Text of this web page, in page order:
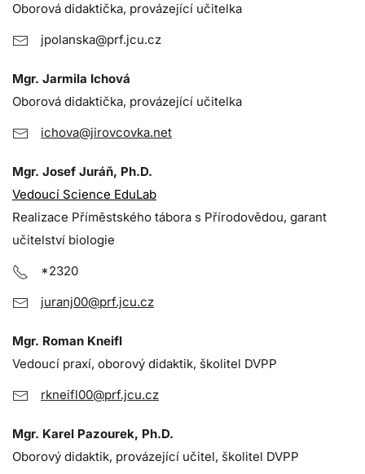
Oborová didaktička, provázející učitelka
jpolanska@prf.jcu.cz
Mgr. Jarmila Ichová
Oborová didaktička, provázející učitelka
ichova@jirovcovka.net
Mgr. Josef Juráň, Ph.D.
Vedoucí Science EduLab
Realizace Příměstského tábora s Přírodovědou, garant
učitelství biologie
*2320
juranj00@prf.jcu.cz
Mgr. Roman Kneifl
Vedoucí praxí, oborový didaktik, školitel DVPP
rkneifl00@prf.jcu.cz
Mgr. Karel Pazourek, Ph.D.
Oborový didaktik, provázející učitel, školitel DVPP